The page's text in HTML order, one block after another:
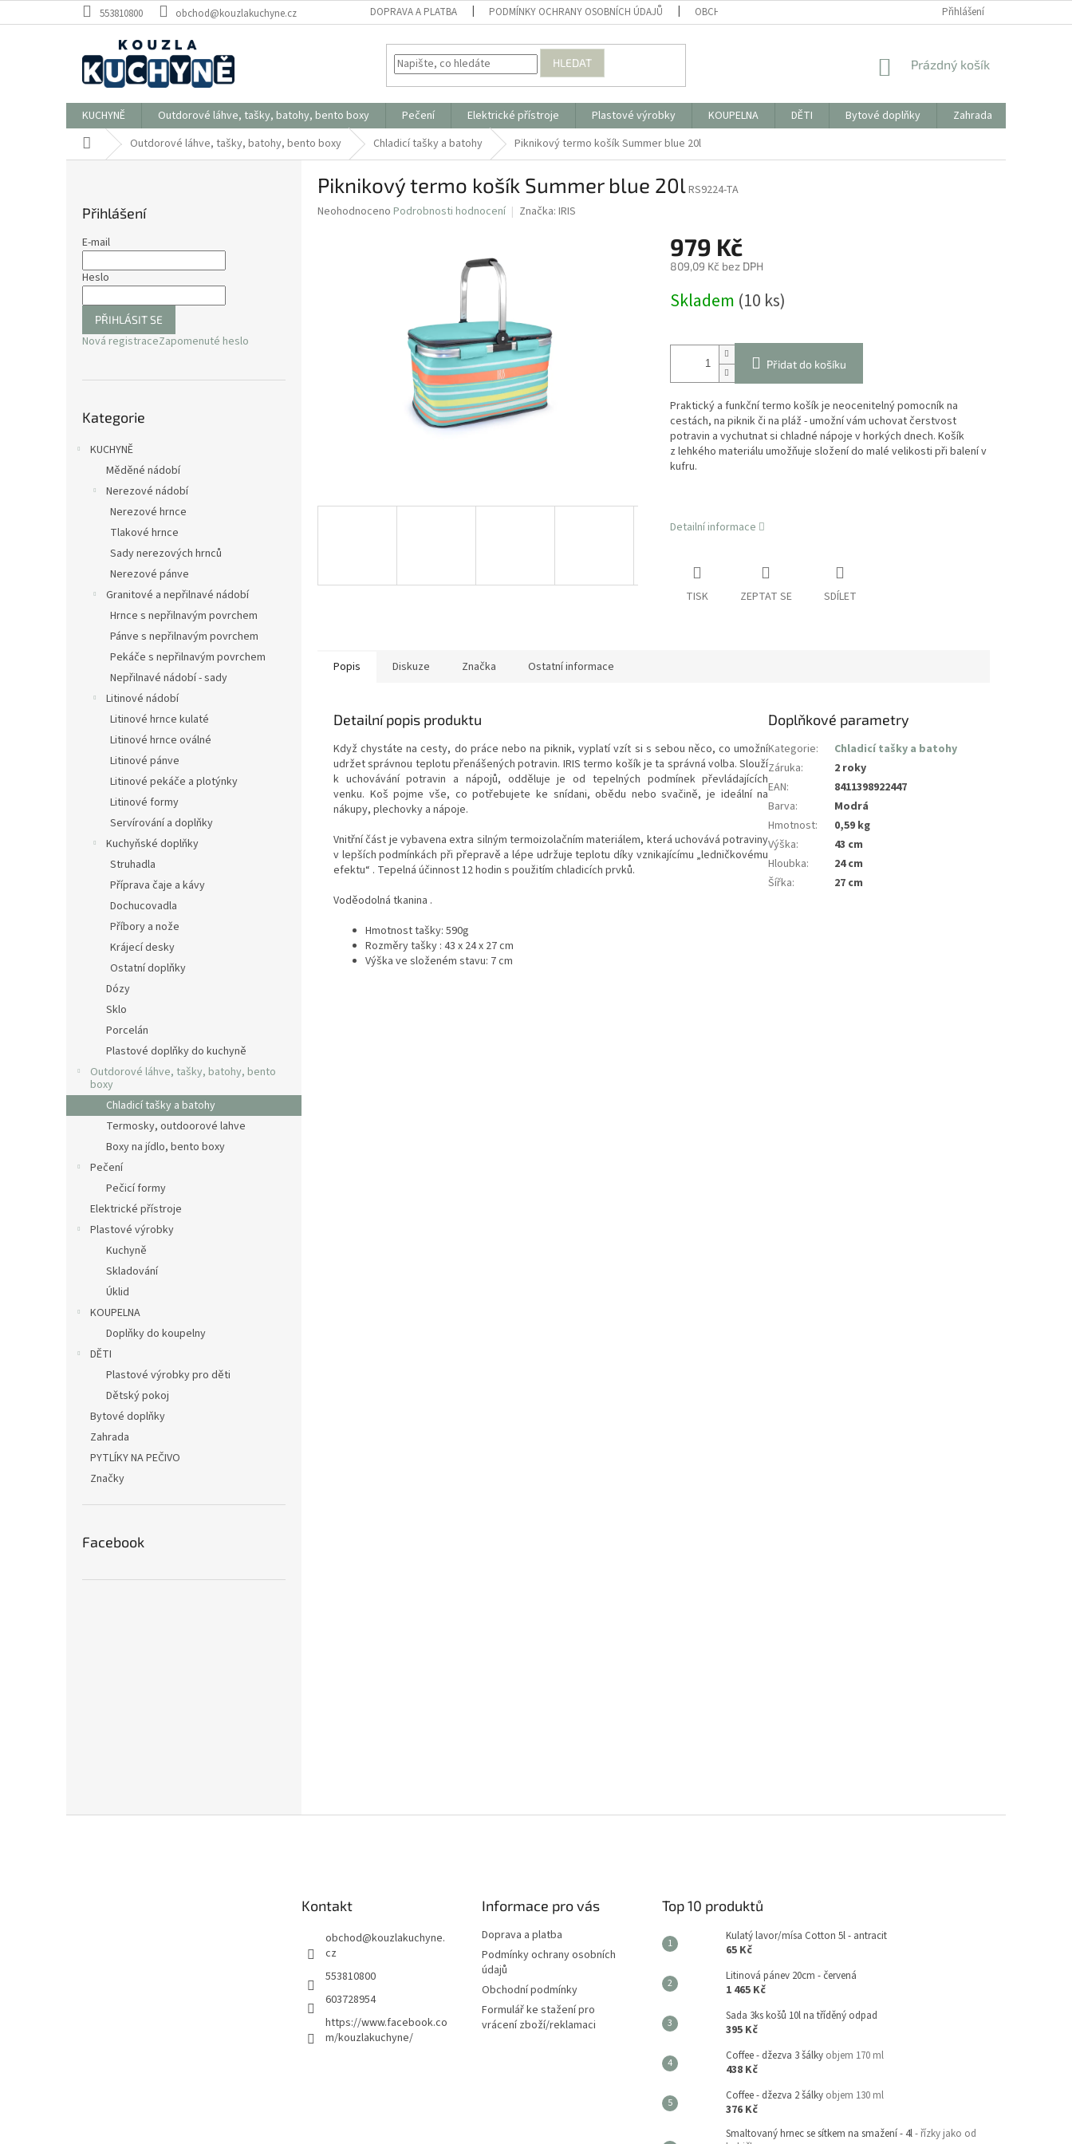
na
553810800 obchod@kouzlakuchyne.cz DOPRAVA A PLATBA PODMÍNKY OCHRANY OSOBNÍCH ÚDAJŮ OBCHODNÍ PODMÍNKY FORMULÁŘ KE STAŽENÍ PRO VRÁCENÍ ZBOŽÍ/REKLAMACI
Přihlášení
HLEDAT
NÁKUPNÍ
Prázdný košík
KUCHYNĚ Outdorové láhve, tašky, batohy, bento boxy Pečení Elektrické přístroje Plastové výrobky KOUPELNA DĚTI Bytové doplňky Zahrada
Domů Outdorové láhve, tašky, batohy, bento boxy Chladicí tašky a batohy Piknikový termo košík Summer blue 20l
Přihlášení
E-mail
Heslo
PŘIHLÁSIT SE
Nová registraceZapomenuté heslo
kategorie
Kategorie
KUCHYNĚ
Měděné nádobí
Nerezové nádobí
Nerezové hrnce
Tlakové hrnce
Sady nerezových hrnců
Nerezové pánve
Granitové a nepřilnavé nádobí
Hrnce s nepřilnavým povrchem
Pánve s nepřilnavým povrchem
Pekáče s nepřilnavým povrchem
Nepřilnavé nádobí - sady
Litinové nádobí
Litinové hrnce kulaté
Litinové hrnce oválné
Litinové pánve
Litinové pekáče a plotýnky
Litinové formy
Servírování a doplňky
Kuchyňské doplňky
Struhadla
Příprava čaje a kávy
Dochucovadla
Příbory a nože
Krájecí desky
Ostatní doplňky
Dózy
Sklo
Porcelán
Plastové doplňky do kuchyně
Outdorové láhve, tašky, batohy, bento
boxy
Chladicí tašky a batohy
Termosky, outdoorové lahve
Boxy na jídlo, bento boxy
Pečení
Pečicí formy
Elektrické přístroje
Plastové výrobky
Kuchyně
Skladování
Úklid
KOUPELNA
Doplňky do koupelny
DĚTI
Plastové výrobky pro děti
Dětský pokoj
Bytové doplňky
Zahrada
PYTLÍKY NA PEČIVO
Značky
Facebook
Piknikový termo košík Summer blue 20lRS9224-TA
Průměrné
Neohodnoceno Podrobnosti hodnocení Značka: IRIS
979 Kč
809,09 Kč bez DPH
cena:
Skladem (10 ks)
Přidat do košíku
Praktický a funkční termo košík je neocenitelný pomocník na
cestách, na piknik či na pláž - umožní vám uchovat čerstvost
potravin a vychutnat si chladné nápoje v horkých dnech. Košík
z lehkého materiálu umožňuje složení do malé velikosti při balení v
kufru.
Detailní informace
TISK ZEPTAT SE SDÍLET
Popis Diskuze Značka Ostatní informace
Detailní popis produktu
Když chystáte na cesty, do práce nebo na piknik, vyplatí vzít si s sebou něco, co umožní
udržet správnou teplotu přenášených potravin. IRIS termo košík je ta správná volba. Slouží
k uchovávání potravin a nápojů, odděluje je od tepelných podmínek převládajících
venku. Koš pojme vše, co potřebujete ke snídani, obědu nebo svačině, je ideální na
nákupy, plechovky a nápoje.
Vnitřní část je vybavena extra silným termoizolačním materiálem, která uchovává potraviny
v lepších podmínkách při přepravě a lépe udržuje teplotu díky vznikajícímu „ledničkovému
efektu“ . Tepelná účinnost 12 hodin s použitím chladicích prvků.
Voděodolná tkanina .
Hmotnost tašky: 590g
Rozměry tašky : 43 x 24 x 27 cm
Výška ve složeném stavu: 7 cm
Doplňkové parametry
Kategorie:
Chladicí tašky a batohy
Záruka:
2 roky
EAN:
8411398922447
Barva:
Modrá
Hmotnost:
0,59 kg
Výška:
43 cm
Hloubka:
24 cm
Šířka: 27 cm
Kontakt
obchod@kouzlakuchyne.
cz
553810800
603728954
https://www.facebook.co
m/kouzlakuchyne/
Informace pro vás
Doprava a platba
Podmínky ochrany osobních
údajů
Obchodní podmínky
Formulář ke stažení pro
vrácení zboží/reklamaci
Top 10 produktů
Kulatý lavor/mísa Cotton 5l - antracit
65 Kč
Litinová pánev 20cm - červená
1 465 Kč
Sada 3ks košů 10l na tříděný odpad
395 Kč
Coffee - džezva 3 šálky objem 170 ml
438 Kč
Coffee - džezva 2 šálky objem 130 ml
376 Kč
Smaltovaný hrnec se sítkem na smažení - 4l- řízky jako od